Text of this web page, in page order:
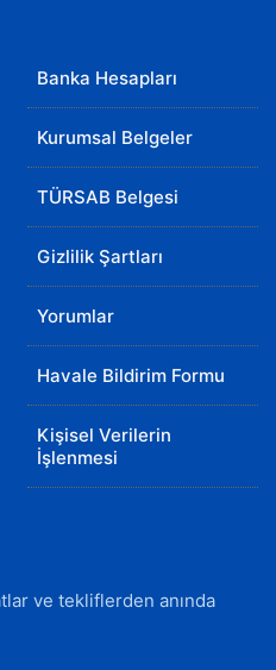
Banka Hesapları
Kurumsal Belgeler
TÜRSAB Belgesi
Gizlilik Şartları
Yorumlar
Havale Bildirim Formu
Kişisel Verilerin
İşlenmesi
ve tekliflerden anında